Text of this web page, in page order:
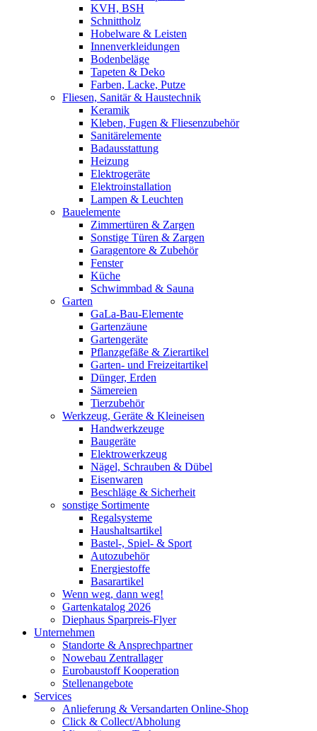
KVH, BSH
Schnittholz
Hobelware & Leisten
Innenverkleidungen
Bodenbeläge
Tapeten & Deko
Farben, Lacke, Putze
Fliesen, Sanitär & Haustechnik
Keramik
Kleben, Fugen & Fliesenzubehör
Sanitärelemente
Badausstattung
Heizung
Elektrogeräte
Elektroinstallation
Lampen & Leuchten
Bauelemente
Zimmertüren & Zargen
Sonstige Türen & Zargen
Garagentore & Zubehör
Fenster
Küche
Schwimmbad & Sauna
Garten
GaLa-Bau-Elemente
Gartenzäune
Gartengeräte
Pflanzgefäße & Zierartikel
Garten- und Freizeitartikel
Dünger, Erden
Sämereien
Tierzubehör
Werkzeug, Geräte & Kleineisen
Handwerkzeuge
Baugeräte
Elektrowerkzeug
Nägel, Schrauben & Dübel
Eisenwaren
Beschläge & Sicherheit
sonstige Sortimente
Regalsysteme
Haushaltsartikel
Bastel-, Spiel- & Sport
Autozubehör
Energiestoffe
Basarartikel
Wenn weg, dann weg!
Gartenkatalog 2026
Diephaus Sparpreis-Flyer
Unternehmen
Standorte & Ansprechpartner
Nowebau Zentrallager
Eurobaustoff Kooperation
Stellenangebote
Services
Anlieferung & Versandarten Online-Shop
Click & Collect/Abholung